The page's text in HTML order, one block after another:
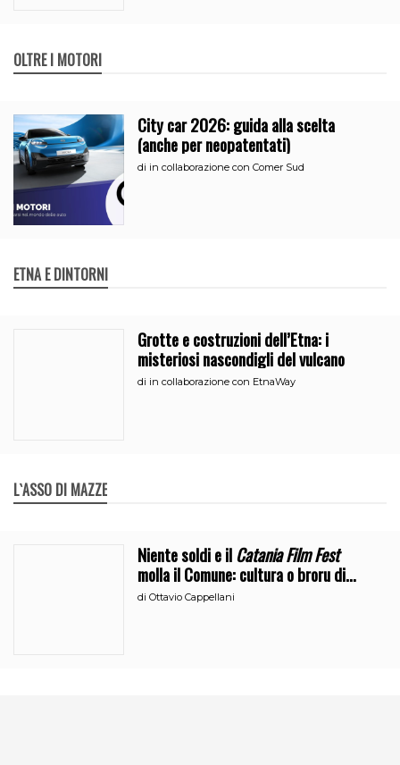
OLTRE I MOTORI
City car 2026: guida alla scelta
(anche per neopatentati)
di in collaborazione con Comer Sud
ETNA E DINTORNI
Grotte e costruzioni dell’Etna: i
misteriosi nascondigli del vulcano
di in collaborazione con EtnaWay
L`ASSO DI MAZZE
Niente soldi e ilCatania Film Fest
molla il Comune: cultura o broru di
ciciri?
diOttavio Cappellani